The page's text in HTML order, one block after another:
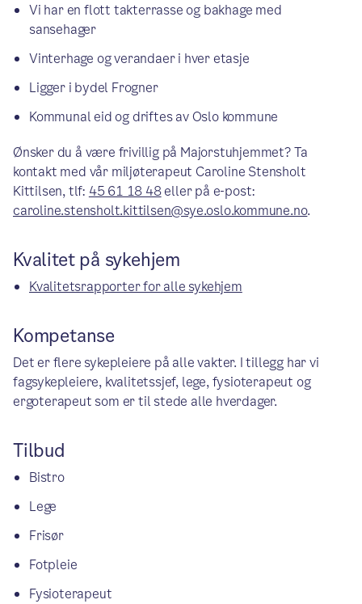
Vi har en flott takterrasse og bakhage med
sansehager
Vinterhage og verandaer i hver etasje
Ligger i bydel Frogner
Kommunal eid og driftes av Oslo kommune
Ønsker du å være frivillig på Majorstuhjemmet? Ta
kontakt med vår miljøterapeut Caroline Stensholt
Kittilsen, tlf: 45 61 18 48eller på e-post:
caroline.stensholt.kittilsen@sye.oslo.kommune.no.
Kvalitet på sykehjem
Kvalitetsrapporter for alle sykehjem
Kompetanse
Det er flere sykepleiere på alle vakter. I tillegg har vi
fagsykepleiere, kvalitetssjef, lege, fysioterapeut og
ergoterapeut som er til stede alle hverdager.
Tilbud
Bistro
Lege
Frisør
Fotpleie
Fysioterapeut